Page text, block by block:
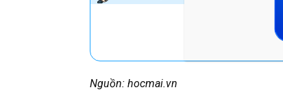
Nguồn: hocmai.vn